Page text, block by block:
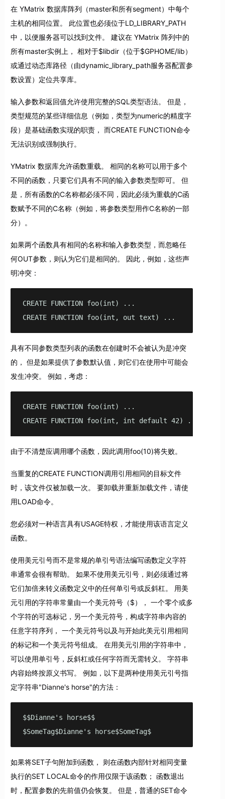
在 YMatrix 数据库阵列（master和所有segment）中每个
主机的相同位置。 此位置也必须位于LD_LIBRARY_PATH
中，以便服务器可以找到文件。 建议在 YMatrix 阵列中的
所有master实例上， 相对于$libdir（位于$GPHOME/lib）
或通过动态库路径（由dynamic_library_path服务器配置参
数设置）定位共享库。
输入参数和返回值允许使用完整的SQL类型语法。 但是，
类型规范的某些详细信息（例如，类型为numeric的精度字
段）是基础函数实现的职责， 而CREATE FUNCTION命令
无法识别或强制执行。
YMatrix 数据库允许函数重载。 相同的名称可以用于多个
不同的函数，只要它们具有不同的输入参数类型即可。 但
是，所有函数的C名称都必须不同，因此必须为重载的C函
数赋予不同的C名称（例如，将参数类型用作C名称的一部
分）。
如果两个函数具有相同的名称和输入参数类型，而忽略任
何OUT参数，则认为它们是相同的。 因此，例如，这些声
明冲突：
CREATE FUNCTION foo(int) ...
CREATE FUNCTION foo(int, out text) ...
具有不同参数类型列表的函数在创建时不会被认为是冲突
的， 但是如果提供了参数默认值，则它们在使用中可能会
发生冲突。 例如，考虑：
CREATE FUNCTION foo(int) ...
CREATE FUNCTION foo(int, int default 42) ...
由于不清楚应调用哪个函数，因此调用foo(10)将失败。
当重复的CREATE FUNCTION调用引用相同的目标文件
时，该文件仅被加载一次。 要卸载并重新加载文件，请使
用LOAD命令。
您必须对一种语言具有USAGE特权，才能使用该语言定义
函数。
使用美元引号而不是常规的单引号语法编写函数定义字符
串通常会很有帮助。 如果不使用美元引号，则必须通过将
它们加倍来转义函数定义中的任何单引号或反斜杠。 用美
元引用的字符串常量由一个美元符号（$）， 一个零个或多
个字符的可选标记，另一个美元符号，构成字符串内容的
任意字符序列， 一个美元符号以及与开始此美元引用相同
的标记和一个美元符号组成。 在用美元引用的字符串中，
可以使用单引号，反斜杠或任何字符而无需转义。 字符串
内容始终按原义书写。 例如，以下是两种使用美元引号指
定字符串"Dianne's horse"的方法：
$$Dianne's horse$$
$SomeTag$Dianne's horse$SomeTag$
如果将SET子句附加到函数， 则在函数内部针对相同变量
执行的SET LOCAL命令的作用仅限于该函数； 函数退出
时，配置参数的先前值仍会恢复。 但是，普通的SET命令